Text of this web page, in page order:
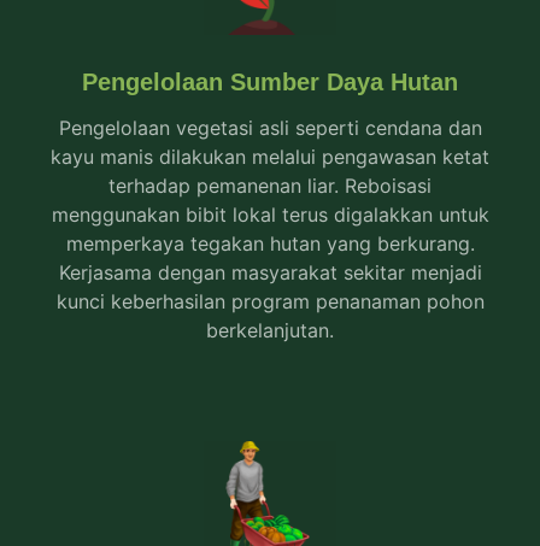
Pengelolaan Sumber Daya Hutan
Pengelolaan vegetasi asli seperti cendana dan
kayu manis dilakukan melalui pengawasan ketat
terhadap pemanenan liar. Reboisasi
menggunakan bibit lokal terus digalakkan untuk
memperkaya tegakan hutan yang berkurang.
Kerjasama dengan masyarakat sekitar menjadi
kunci keberhasilan program penanaman pohon
berkelanjutan.